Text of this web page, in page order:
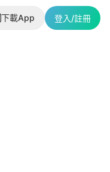
下載App 登入/註冊